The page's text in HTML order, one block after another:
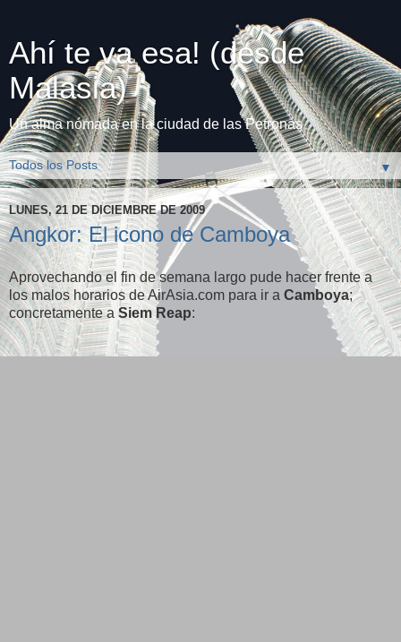
Ahí te va esa! (desde
Malasia)
Un alma nómada en la ciudad de las Petronas
▼
LUNES, 21 DE DICIEMBRE DE 2009
Angkor: El icono de Camboya
Aprovechando el fin de semana largo pude hacer frente a
los malos horarios de AirAsia.com para ir a Camboya;
concretamente a Siem Reap: